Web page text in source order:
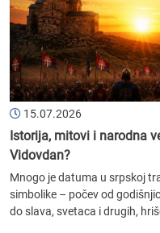
15.07.2026
Istorija, mitovi i narodna
Vidovdan?
Mnogo je datuma u srpskoj
simbolike – počev od
do slava, svetaca i drugih,